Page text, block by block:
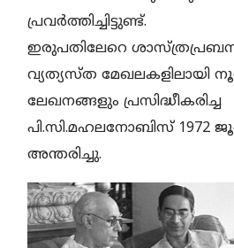
പ്രവര്‍ത്തിച്ചിട്ടുണ്ട്.
ഇരുപതിലേറെ
വ്യത്യസ്ത മേഖലകളിലായി
ലേഖനങ്ങളും പ്രസിദ്ധീകരിച്ച
പി.സി.മഹലനോബിസ് 1972
അന്തരിച്ചു.